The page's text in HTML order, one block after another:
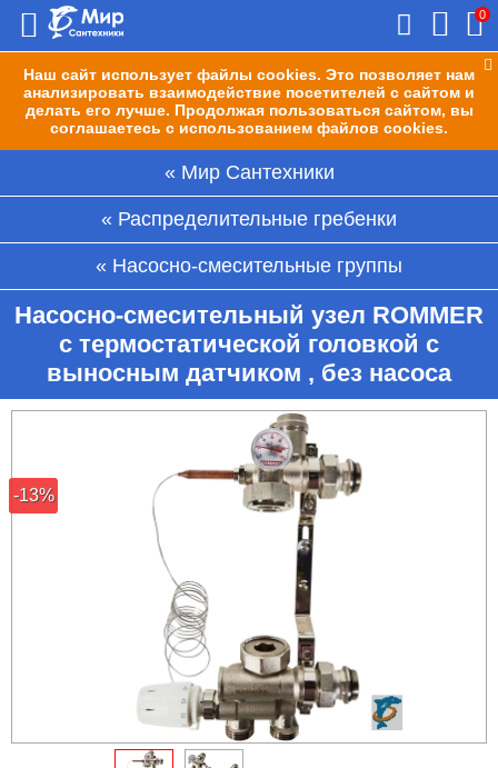
Наш сайт использует файлы cookies. Это позволяет нам
анализировать взаимодействие посетителей с сайтом и
делать его лучше. Продолжая пользоваться сайтом, вы
соглашаетесь с использованием файлов cookies.
0
Мир Сантехники
Распределительные гребенки
Насосно-смесительные группы
Насосно-смесительный узел ROMMER
с термостатической головкой с
выносным датчиком , без насоса
-13%